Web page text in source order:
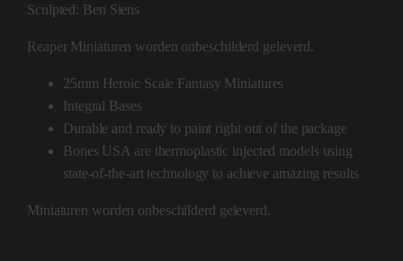
Sculpted: Ben Siens
Reaper Miniaturen worden onbeschilderd geleverd.
25mm Heroic Scale Fantasy Miniatures
Integral Bases
Durable and ready to paint right out of the package
Bones USA are thermoplastic injected models using
state-of-the-art technology to achieve amazing results
Miniaturen worden onbeschilderd geleverd.